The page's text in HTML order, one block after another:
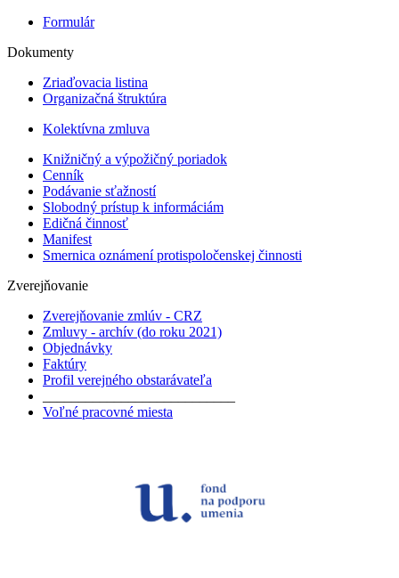
Formulár
Dokumenty
Zriaďovacia listina
Organizačná štruktúra
Kolektívna zmluva
Knižničný a výpožičný poriadok
Cenník
Podávanie sťažností
Slobodný prístup k informáciám
Edičná činnosť
Manifest
Smernica oznámení protispoločenskej činnosti
Zverejňovanie
Zverejňovanie zmlúv - CRZ
Zmluvy - archív (do roku 2021)
Objednávky
Faktúry
Profil verejného obstarávateľa
Voľné pracovné miesta